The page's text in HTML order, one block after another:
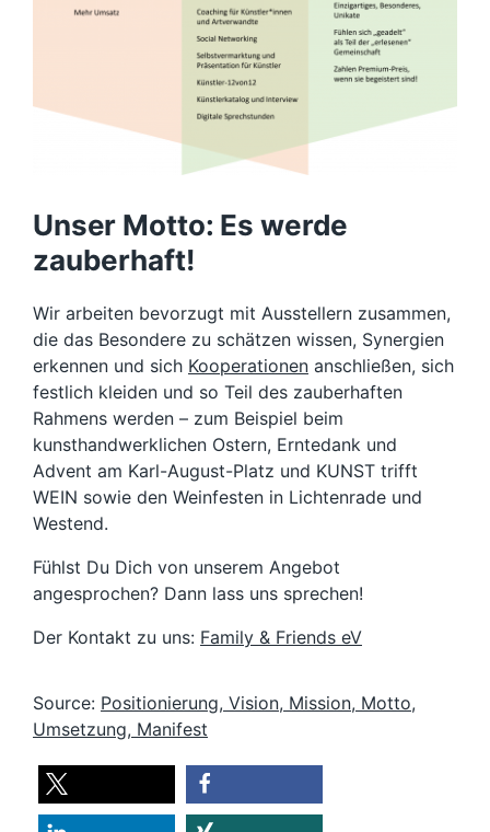
Unser Motto: Es werde
zauberhaft!
Wir arbeiten bevorzugt mit Ausstellern zusammen,
die das Besondere zu schätzen wissen, Synergien
erkennen und sich Kooperationen anschließen, sich
festlich kleiden und so Teil des zauberhaften
Rahmens werden – zum Beispiel beim
kunsthandwerklichen Ostern, Erntedank und
Advent am Karl-August-Platz und KUNST trifft
WEIN sowie den Weinfesten in Lichtenrade und
Westend.
Fühlst Du Dich von unserem Angebot
angesprochen? Dann lass uns sprechen!
Der Kontakt zu uns: Family & Friends eV
Source: Positionierung, Vision, Mission, Motto,
Umsetzung, Manifest
teilen teilen